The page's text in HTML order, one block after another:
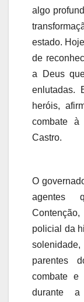
algo
estado.
de
a Deus
enlutadas.
heróis,
combate à
Castro.
O
agentes
policial da
parentes
combate e
durante